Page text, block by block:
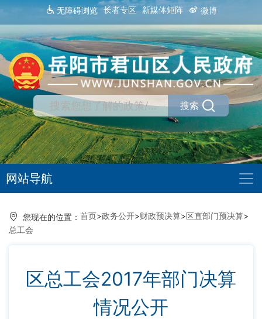
无障碍浏览 长者专区 新媒体矩阵 微博
搜索
网站导航
您现在的位置： 首页>政务公开>财政预决算>区直部门预决算>
总工会
区总工会2017年部门决算
情况公开